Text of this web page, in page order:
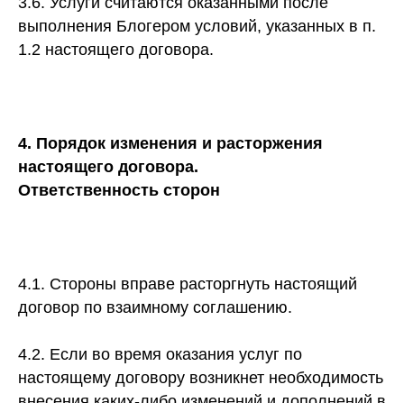
выполнения Блогером условий, указанных в п.
1.2 настоящего договора.
4. Порядок изменения и расторжения
настоящего договора.
Ответственность сторон
4.1. Стороны вправе расторгнуть настоящий
договор по взаимному соглашению.
4.2. Если во время оказания услуг по
настоящему договору возникнет необходимость